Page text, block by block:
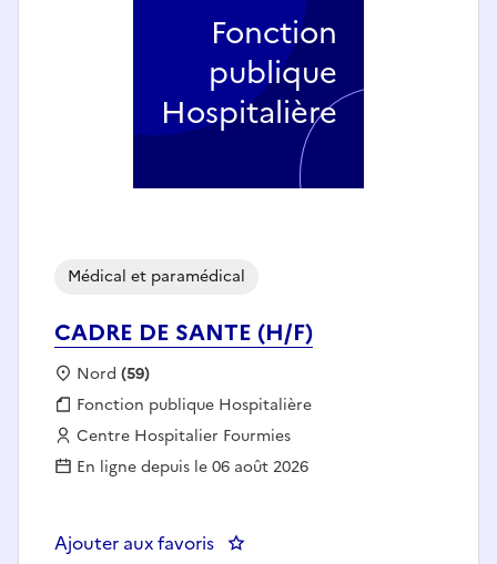
CADRE DE SANTE (H/F)
Médical et paramédical
Localisation :
Nord (59)
Fonction publique :
Fonction publique Hospitalière
Employeur :
Centre Hospitalier Fourmies
En ligne depuis le 06 août 2026
Ajouter aux favoris : CADRE DE SANTE (H/F)
Fonction
publique
Hospitalière